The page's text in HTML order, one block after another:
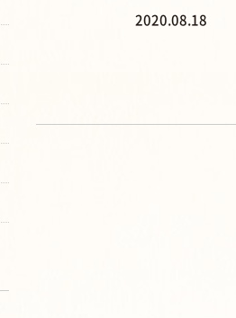
2020.08.18